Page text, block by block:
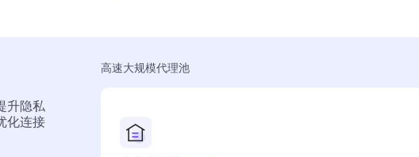
升隐私
化连接
高速大规模代理池